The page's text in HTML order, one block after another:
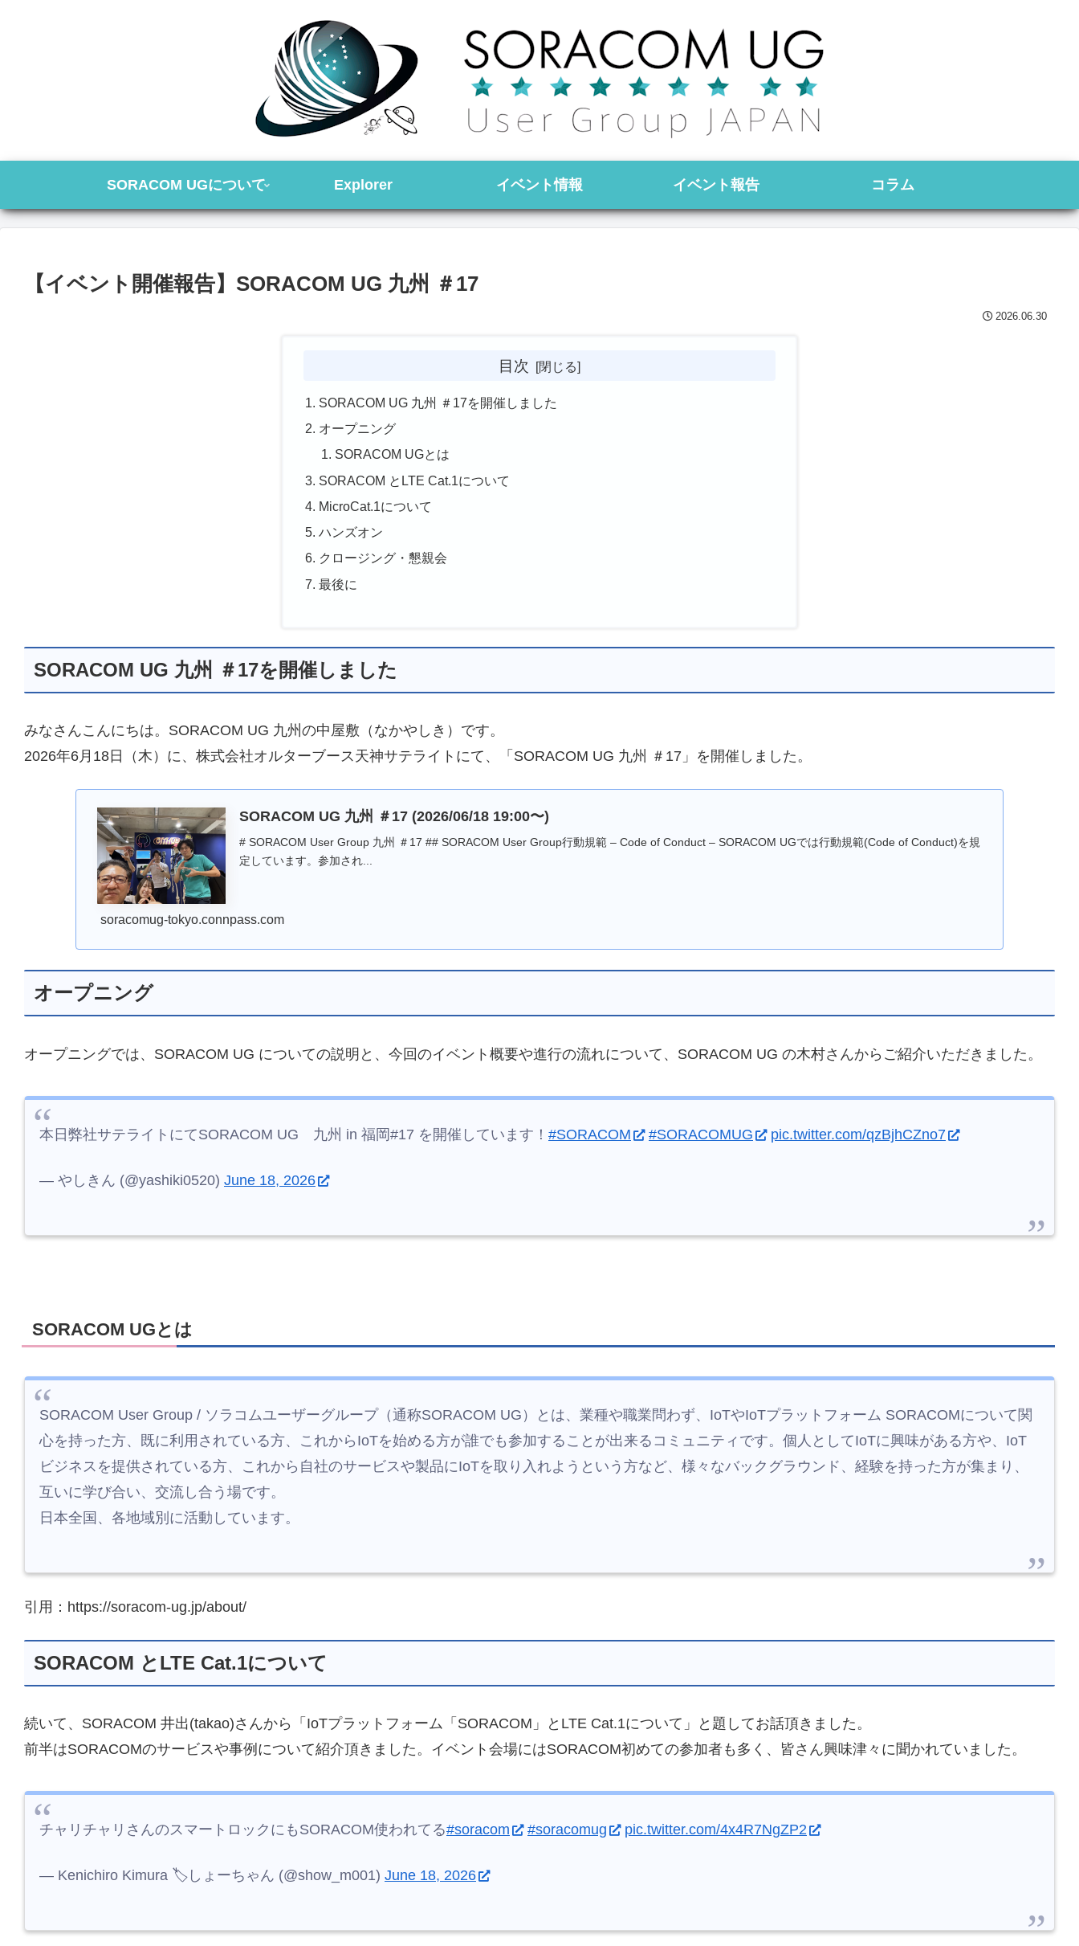
SORACOM UGについて Explorer イベント情報 イベント報告 コラム
【イベント開催報告】SORACOM UG 九州 ＃17
2026.06.30
目次
SORACOM UG 九州 ＃17を開催しました
オープニング
SORACOM UGとは
SORACOM とLTE Cat.1について
MicroCat.1について
ハンズオン
クロージング・懇親会
最後に
SORACOM UG 九州 ＃17を開催しました
みなさんこんにちは。SORACOM UG 九州の中屋敷（なかやしき）です。
2026年6月18日（木）に、株式会社オルターブース天神サテライトにて、「SORACOM UG 九州 ＃17」を開催しました。
SORACOM UG 九州 ＃17 (2026/06/18 19:00〜)
# SORACOM User Group 九州 ＃17 ## SORACOM User Group行動規範 – Code of Conduct – SORACOM UGでは行動規範(Code of Conduct)を規
定しています。参加され...
soracomug-tokyo.connpass.com
オープニング
オープニングでは、SORACOM UG についての説明と、今回のイベント概要や進行の流れについて、SORACOM UG の木村さんからご紹介いただきました。
本日弊社サテライトにてSORACOM UG 九州 in 福岡#17 を開催しています！ #SORACOM #SORACOMUG pic.twitter.com/qzBjhCZno7
— やしきん (@yashiki0520) June 18, 2026
SORACOM UGとは
SORACOM User Group / ソラコムユーザーグループ（通称SORACOM UG）とは、業種や職業問わず、IoTやIoTプラットフォーム SORACOMについて関
心を持った方、既に利用されている方、これからIoTを始める方が誰でも参加することが出来るコミュニティです。個人としてIoTに興味がある方や、IoT
ビジネスを提供されている方、これから自社のサービスや製品にIoTを取り入れようという方など、様々なバックグラウンド、経験を持った方が集まり、
互いに学び合い、交流し合う場です。
日本全国、各地域別に活動しています。
引用：https://soracom-ug.jp/about/
SORACOM とLTE Cat.1について
続いて、SORACOM 井出(takao)さんから「IoTプラットフォーム「SORACOM」とLTE Cat.1について」と題してお話頂きました。
前半はSORACOMのサービスや事例について紹介頂きました。イベント会場にはSORACOM初めての参加者も多く、皆さん興味津々に聞かれていました。
チャリチャリさんのスマートロックにもSORACOM使われてる#soracom #soracomug pic.twitter.com/4x4R7NgZP2
— Kenichiro Kimura 🏷️しょーちゃん (@show_m001) June 18, 2026